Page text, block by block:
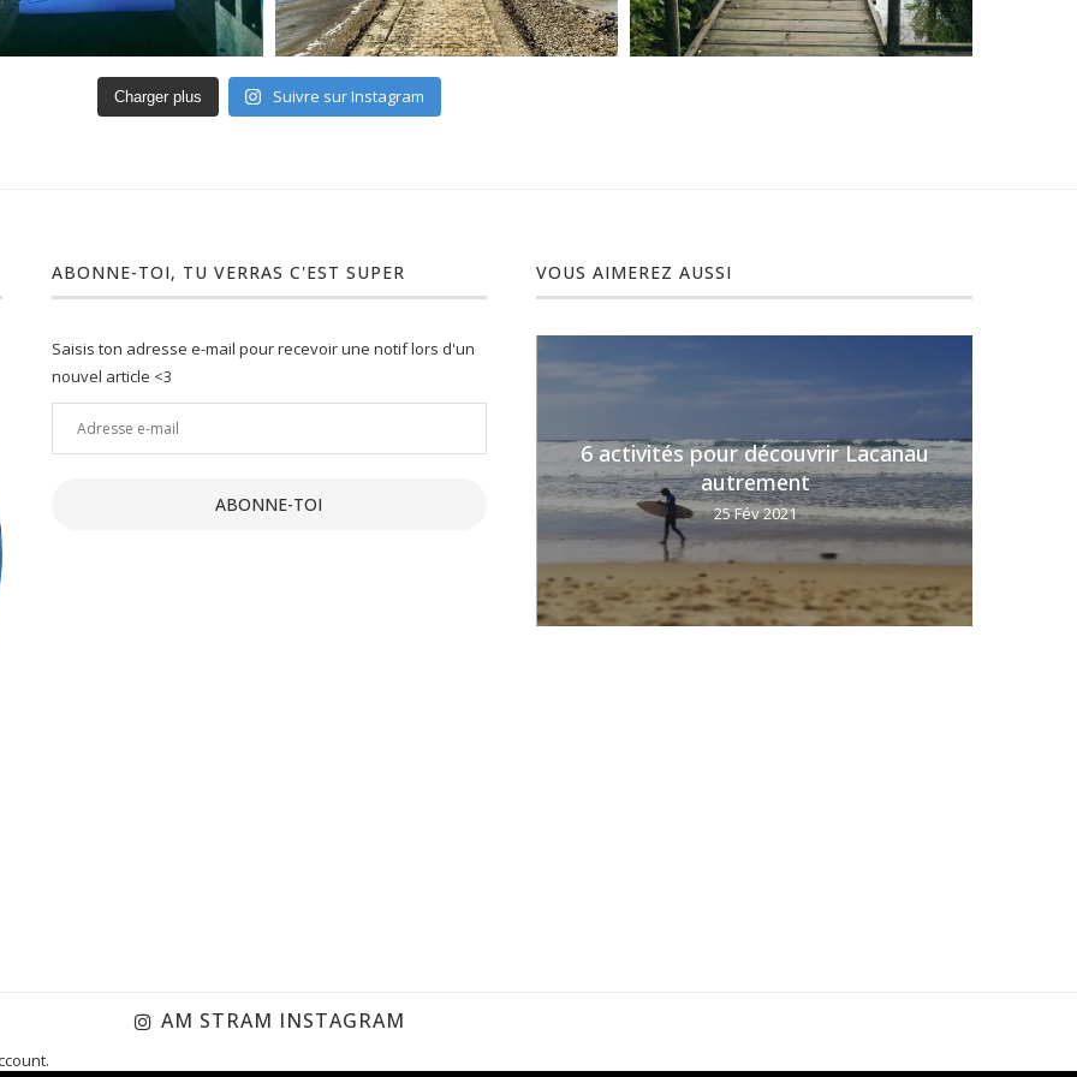
Charger plus Suivre sur Instagram
ABONNE-TOI, TU VERRAS C'EST SUPER
Saisis ton adresse e-mail pour recevoir une notif lors d'un
nouvel article <3
Adresse
ABONNE-TOI
VOUS AIMEREZ AUSSI
:
Un joli petit Lot : 10 activités
19 Juil 2021
6 activités pour découvrir Lacanau
autrement
25 Fév 2021
AM STRAM INSTAGRAM